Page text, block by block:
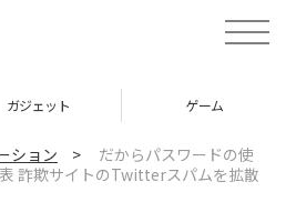
t
o
a
v
i
ガジェット ゲーム
ション >
だからパスワードの使
詐欺サイトのTwitterスパムを拡散